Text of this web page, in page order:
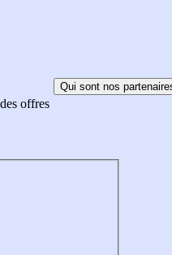
offres
Qui sont nos